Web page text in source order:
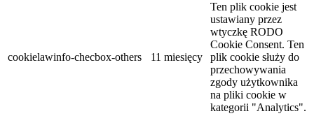
cookielawinfo-checbox-others 11 miesięcy
Ten plik cookie jest
ustawiany przez
wtyczkę RODO
Cookie Consent. Ten
plik cookie służy do
przechowywania
zgody użytkownika
na pliki cookie w
kategorii "Analytics".